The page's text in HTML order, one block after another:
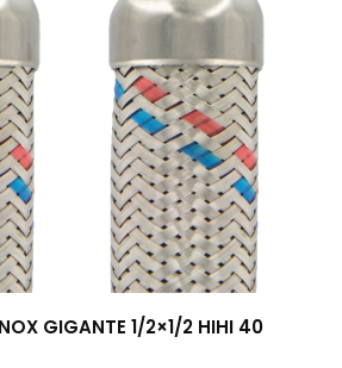
NOX GIGANTE 1/2×1/2 HIHI 40